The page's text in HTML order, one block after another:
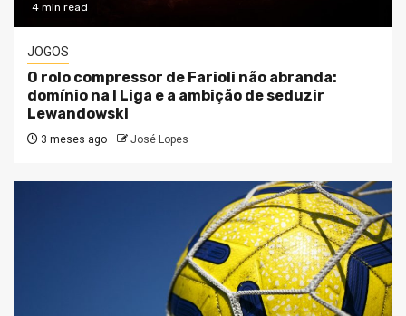
4 min read
JOGOS
O rolo compressor de Farioli não abranda:
domínio na I Liga e a ambição de seduzir
Lewandowski
3 meses ago José Lopes